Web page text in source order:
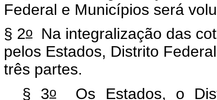
Federal e Municípios será
§ 2o Na integralização das
pelos Estados, Distrito
três partes.
§ 3oOs Estados, o